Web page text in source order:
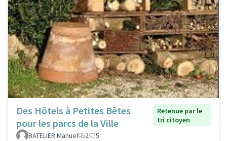
Des Hôtels à Petites Bêtes
pour les parcs de la Ville
Retenue par le
tri citoyen
BATELIER Manuel
2 5